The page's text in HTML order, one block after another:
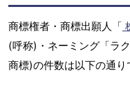
商標権者・商標出願人「
(呼称)・ネーミング「ラ
商標)の件数は以下の通り